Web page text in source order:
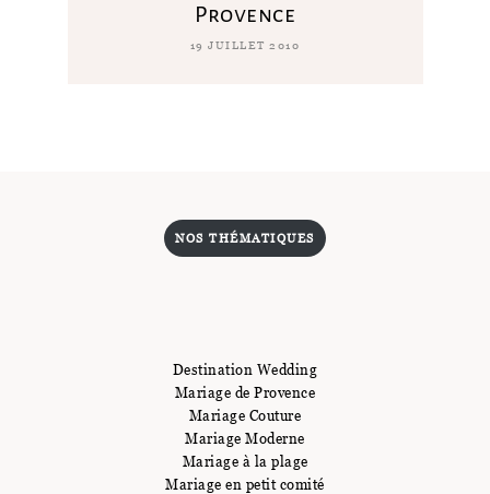
Provence
19 JUILLET 2010
NOS THÉMATIQUES
Destination Wedding
Mariage de Provence
Mariage Couture
Mariage Moderne
Mariage à la plage
Mariage en petit comité